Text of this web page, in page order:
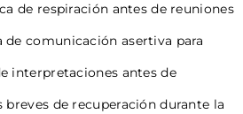
de respiración antes de reuniones
de comunicación asertiva para
interpretaciones antes de
breves de recuperación durante la